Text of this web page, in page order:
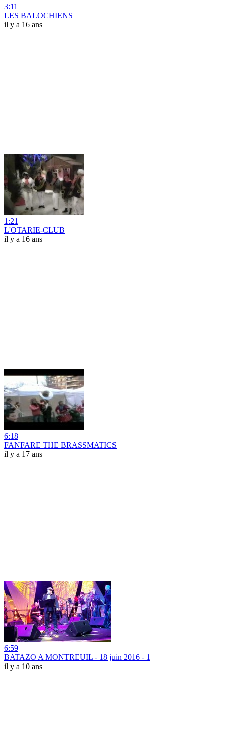
3:11
LES BALOCHIENS
il y a 16 ans
1:21
L'OTARIE-CLUB
il y a 16 ans
6:18
FANFARE THE BRASSMATICS
il y a 17 ans
6:59
BATAZO A MONTREUIL - 18 juin 2016 - 1
il y a 10 ans